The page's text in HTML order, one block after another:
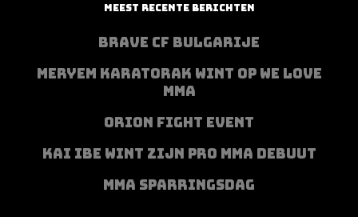
MEEST RECENTE BERICHTEN
BRAVE CF BULGARIJE
MERYEM KARATORAK WINT OP WE LOVE
MMA
ORION FIGHT EVENT
KAI IBE WINT ZIJN PRO MMA DEBUUT
MMA SPARRINGSDAG